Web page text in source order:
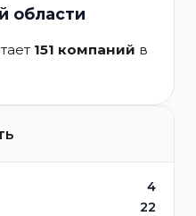
области
151 компаний в
4
22